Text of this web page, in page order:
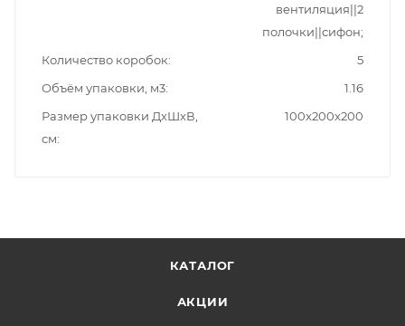
вентиляция||2
полочки||сифон;
Количество коробок
5
Объём упаковки, м3
1.16
Размер упаковки ДxШxВ,
см
100x200x200
КАТАЛОГ
АКЦИИ